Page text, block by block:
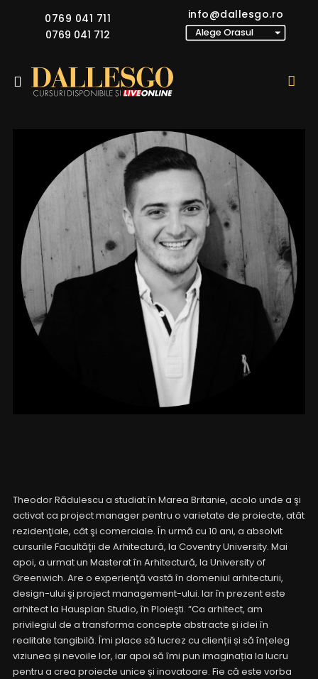
0769 041 711
0769 041 712
info@dallesgo.ro
Theodor Rădulescu a studiat în Marea Britanie, acolo unde a şi
activat ca project manager pentru o varietate de proiecte, atât
rezidenţiale, cât şi comerciale. În urmă cu 10 ani, a absolvit
cursurile Facultăţii de Arhitectură, la Coventry University. Mai
apoi, a urmat un Masterat în Arhitectură, la University of
Greenwich. Are o experienţă vastă în domeniul arhitecturii,
design-ului şi project management-ului. Iar în prezent este
arhitect la Hausplan Studio, în Ploieşti. “Ca arhitect, am
privilegiul de a transforma concepte abstracte și idei în
realitate tangibilă. Îmi place să lucrez cu clienții și să înțeleg
viziunea și nevoile lor, iar apoi să îmi pun imaginația la lucru
pentru a crea proiecte unice și inovatoare. Fie că este vorba